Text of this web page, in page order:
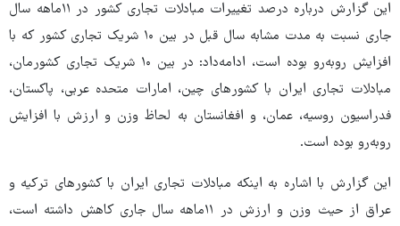
این گزارش درباره درصد تغییرات مبادلات تجاری کشور در ۱۱ماهه سال
جاری نسبت به مدت مشابه سال قبل در بین ۱۰ شریک تجاری کشور که با
افزایش روبه‌رو بوده است، ادامه‌داد: در بین ۱۰ شریک تجاری کشورمان،
مبادلات تجاری ایران با کشورهای چین، امارات متحده عربی، پاکستان،
فدراسیون روسیه، عمان، و افغانستان به لحاظ وزن و ارزش با افزایش
روبه‌رو بوده است.
این گزارش با اشاره به اینکه مبادلات تجاری ایران با کشورهای ترکیه و
عراق از حیث وزن و ارزش در ۱۱ماهه سال جاری کاهش داشته است،